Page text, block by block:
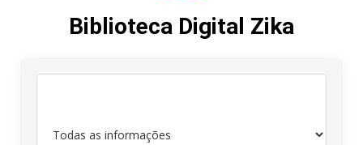
Biblioteca Digital Zika